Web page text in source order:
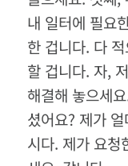
내 일터에 필요
한 겁니다. 다
할 겁니다. 자,
해결해 놓으세요
셨어요? 제가
시다. 제가 요청